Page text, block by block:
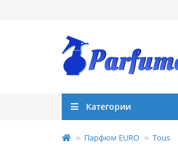
Категории
Парфюм EURO Tous